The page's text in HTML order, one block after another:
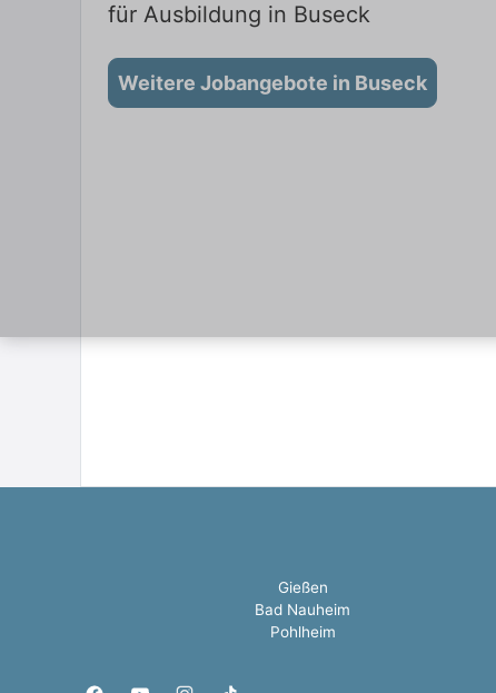
für Ausbildung in Buseck
Weitere Jobangebote in Buseck
Gießen
Bad Nauheim
Pohlheim